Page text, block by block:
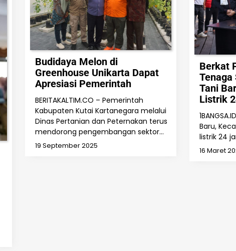
Budidaya Melon di
Greenhouse Unikarta Dapat
Apresiasi Pemerintah
BERITAKALTIM.CO – Pemerintah
Kabupaten Kutai Kartanegara melalui
Dinas Pertanian dan Peternakan terus
mendorong pengembangan sektor…
19 September 2025
Berkat
Tenaga
Tani
Listrik
Baru,
listrik 24
16 Maret